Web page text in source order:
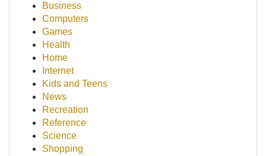
Business
Computers
Games
Health
Home
Internet
Kids and Teens
News
Recreation
Reference
Science
Shopping